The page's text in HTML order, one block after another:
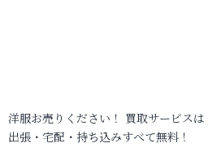
洋服お売りください！ 買取サービスは
出張・宅配・持ち込みすべて無料！